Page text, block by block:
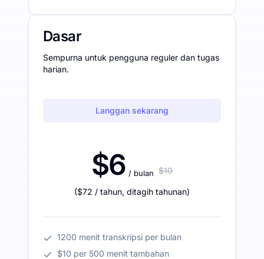
Dasar
Sempurna untuk pengguna reguler dan tugas
harian.
Langgan sekarang
$6 / bulan $10
($72 / tahun, ditagih tahunan)
1200 menit transkripsi per bulan
$10 per 500 menit tambahan